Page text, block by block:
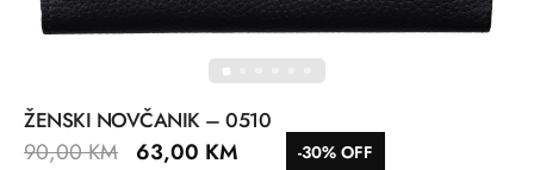
ŽENSKI NOVČANIK – 0510
90,00KM 63,00 KM -30% OFF